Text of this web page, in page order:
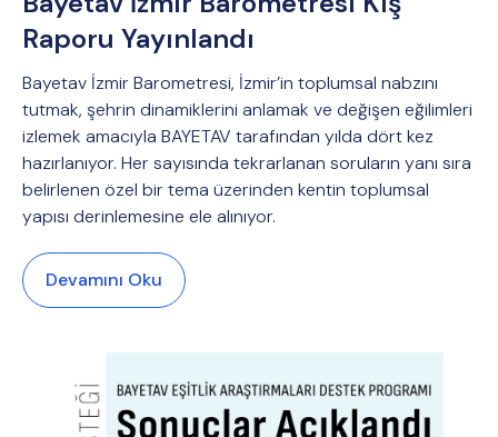
Raporu Yayınlandı
Bayetav İzmir Barometresi, İzmir’in toplumsal nabzını
tutmak, şehrin dinamiklerini anlamak ve değişen eğilimleri
izlemek amacıyla BAYETAV tarafından yılda dört kez
hazırlanıyor. Her sayısında tekrarlanan soruların yanı sıra
belirlenen özel bir tema üzerinden kentin toplumsal
yapısı derinlemesine ele alınıyor.
Devamını Oku